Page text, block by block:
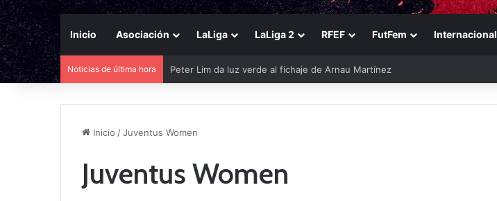
Inicio Asociación LaLiga LaLiga 2 RFEF FutFem Internacional
Noticias de última hora Peter Lim da luz verde al fichaje de Arnau Martínez
Inicio /Juventus Women
Juventus Women